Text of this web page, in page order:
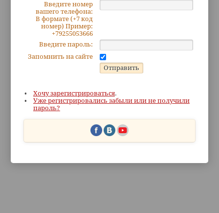
Введите номер
вашего телефона:
В формате (+7 код
номер) Пример:
+79255053666
Введите пароль:
Запомнить на сайте
Хочу зарегистрироваться.
Уже регистрировались забыли или не получили
пароль?